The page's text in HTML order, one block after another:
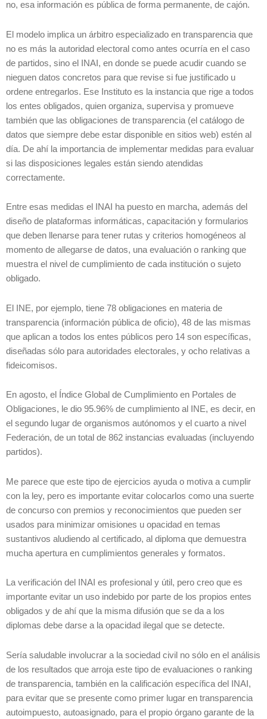
no, esa información es pública de forma permanente, de cajón.
El modelo implica un árbitro especializado en transparencia que
no es más la autoridad electoral como antes ocurría en el caso
de partidos, sino el INAI, en donde se puede acudir cuando se
nieguen datos concretos para que revise si fue justificado u
ordene entregarlos. Ese Instituto es la instancia que rige a todos
los entes obligados, quien organiza, supervisa y promueve
también que las obligaciones de transparencia (el catálogo de
datos que siempre debe estar disponible en sitios web) estén al
día. De ahí la importancia de implementar medidas para evaluar
si las disposiciones legales están siendo atendidas
correctamente.
Entre esas medidas el INAI ha puesto en marcha, además del
diseño de plataformas informáticas, capacitación y formularios
que deben llenarse para tener rutas y criterios homogéneos al
momento de allegarse de datos, una evaluación o ranking que
muestra el nivel de cumplimiento de cada institución o sujeto
obligado.
El INE, por ejemplo, tiene 78 obligaciones en materia de
transparencia (información pública de oficio), 48 de las mismas
que aplican a todos los entes públicos pero 14 son específicas,
diseñadas sólo para autoridades electorales, y ocho relativas a
fideicomisos.
En agosto, el Índice Global de Cumplimiento en Portales de
Obligaciones, le dio 95.96% de cumplimiento al INE, es decir, en
el segundo lugar de organismos autónomos y el cuarto a nivel
Federación, de un total de 862 instancias evaluadas (incluyendo
partidos).
Me parece que este tipo de ejercicios ayuda o motiva a cumplir
con la ley, pero es importante evitar colocarlos como una suerte
de concurso con premios y reconocimientos que pueden ser
usados para minimizar omisiones u opacidad en temas
sustantivos aludiendo al certificado, al diploma que demuestra
mucha apertura en cumplimientos generales y formatos.
La verificación del INAI es profesional y útil, pero creo que es
importante evitar un uso indebido por parte de los propios entes
obligados y de ahí que la misma difusión que se da a los
diplomas debe darse a la opacidad ilegal que se detecte.
Sería saludable involucrar a la sociedad civil no sólo en el análisis
de los resultados que arroja este tipo de evaluaciones o ranking
de transparencia, también en la calificación específica del INAI,
para evitar que se presente como primer lugar en transparencia
autoimpuesto, autoasignado, para el propio órgano garante de la